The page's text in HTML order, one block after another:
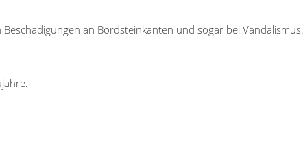
an Bordsteinkanten und sogar bei Vandalismus.